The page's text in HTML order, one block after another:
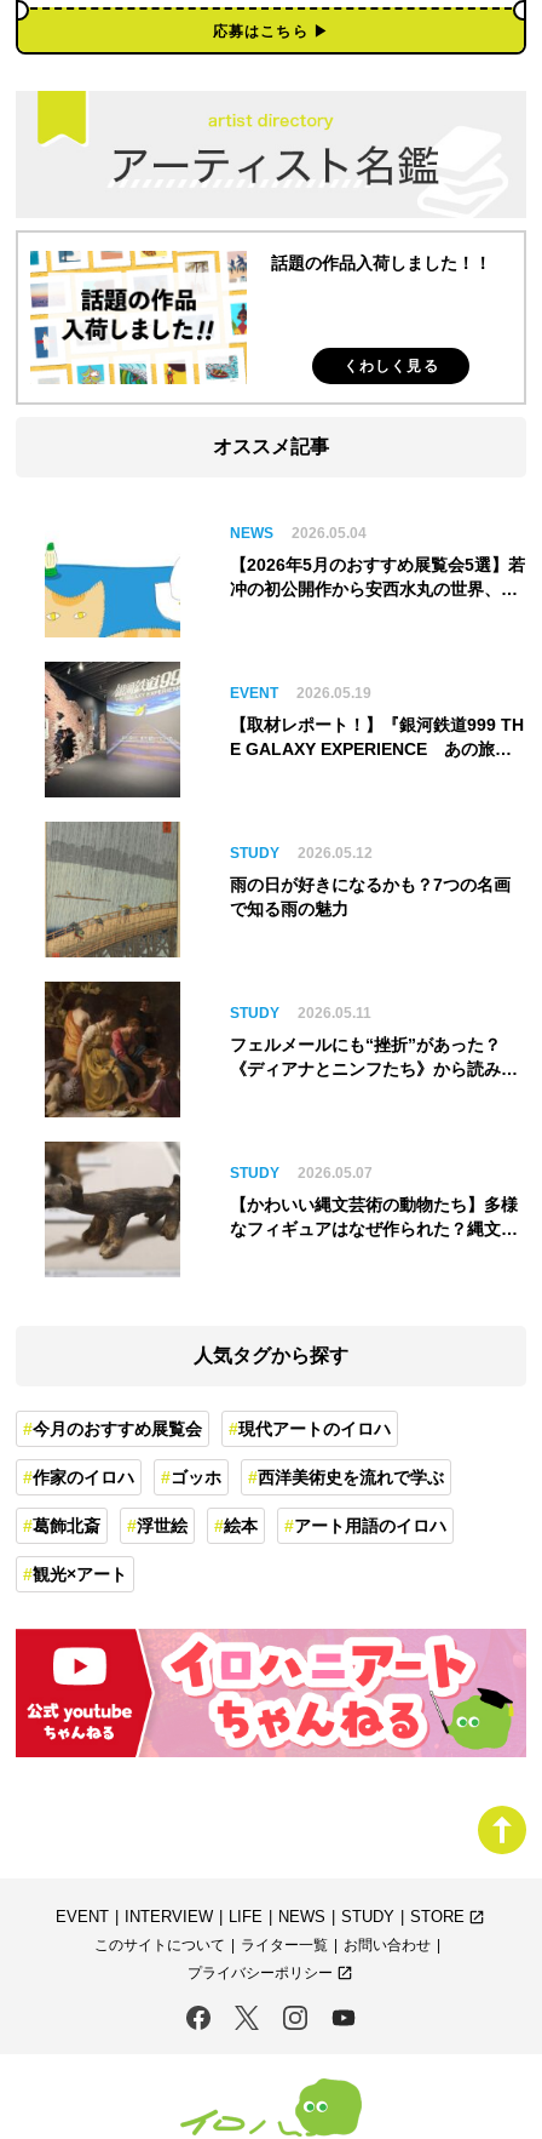
応募はこちら ▶︎
話題の作品入荷しました！！
くわしく見る
オススメ記事
NEWS 2026.05.04
【2026年5月のおすすめ展覧会5選】若
冲の初公開作から安西水丸の世界、そ
EVENT 2026.05.19
【取材レポート！】『銀河鉄道999 TH
E GALAXY EXPERIENCE あの旅
ム】
STUDY 2026.05.12
雨の日が好きになるかも？7つの名画
で知る雨の魅力
STUDY 2026.05.11
フェルメールにも“挫折”があった？
《ディアナとニンフたち》から読み解
STUDY 2026.05.07
【かわいい縄文芸術の動物たち】多様
なフィギュアはなぜ作られた？縄文人
人気タグから探す
今月のおすすめ展覧会 現代アートのイロハ
作家のイロハ ゴッホ 西洋美術史を流れで学ぶ
葛飾北斎 浮世絵 絵本 アート用語のイロハ
観光×アート
EVENT INTERVIEW LIFE NEWS STUDY STORE launch
このサイトについて
ライター一覧
お問い合わせ
プライバシーポリシー launch